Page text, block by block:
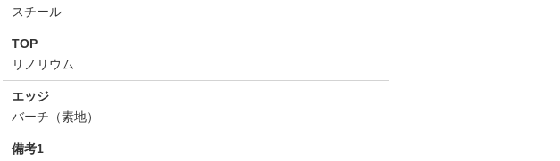
本体価格：¥177,000
スチール
TOP
リノリウム
エッジ
バーチ（素地）
備考1